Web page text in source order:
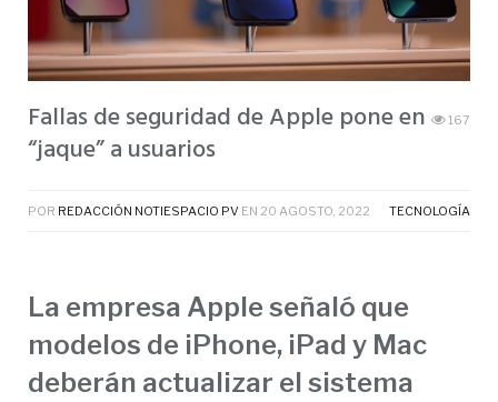
Fallas de seguridad de Apple pone en
“jaque” a usuarios
167
POR REDACCIÓN NOTIESPACIO PV EN 20 AGOSTO, 2022 TECNOLOGÍA
La empresa Apple señaló que
modelos de iPhone, iPad y Mac
deberán actualizar el sistema